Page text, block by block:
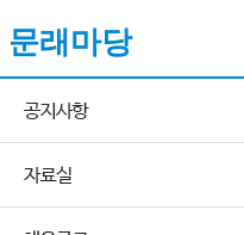
문래마당